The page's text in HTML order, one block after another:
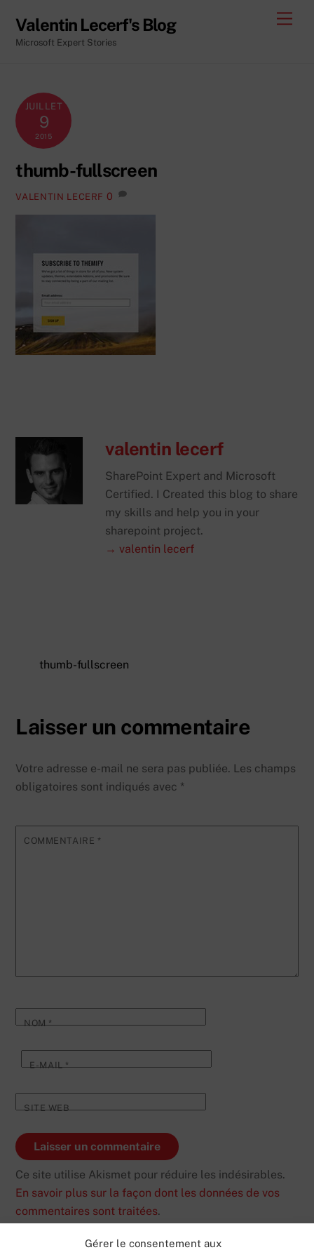
Gérer le consentement aux
content
Valentin Lecerf's Blog
Microsoft Expert Stories
JUILLET
9
2015
thumb-fullscreen
VALENTIN LECERF 0
valentin lecerf
SharePoint Expert and Microsoft
Certified. I Created this blog to share
my skills and help you in your
sharepoint project.
→ valentin lecerf
thumb-fullscreen
Laisser un commentaire
Votre adresse e-mail ne sera pas publiée. Les champs
obligatoires sont indiqués avec *
COMMENTAIRE *
NOM*
E-MAIL*
SITE WEB
Ce site utilise Akismet pour réduire les indésirables.
En savoir plus sur la façon dont les données de vos
commentaires sont traitées.